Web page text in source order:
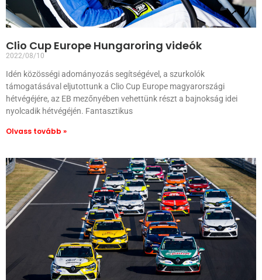
Clio Cup Europe Hungaroring videók
2022/08/10
Idén közösségi adományozás segítségével, a szurkolók
támogatásával eljutottunk a Clio Cup Europe magyarországi
hétvégéjére, az EB mezőnyében vehettünk részt a bajnokság idei
nyolcadik hétvégéjén. Fantasztikus
Olvass tovább »